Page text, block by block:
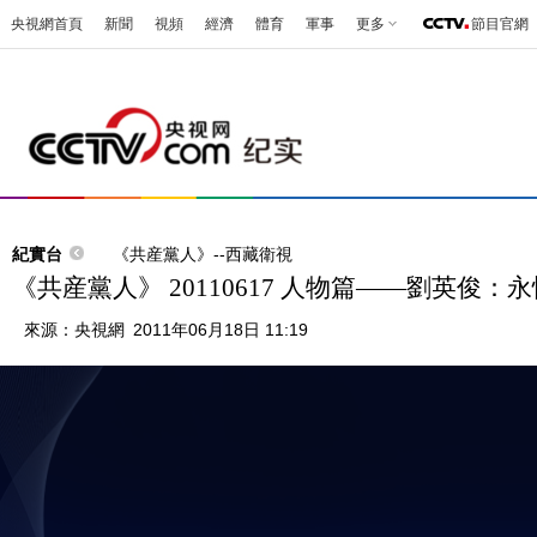
央視網首頁 新聞 視頻 經濟 體育 軍事 更多 節目官網
紀實台 《共産黨人》--西藏衛視
《共産黨人》 20110617 人物篇——劉英俊：
來源： 央視網 2011年06月18日 11:19